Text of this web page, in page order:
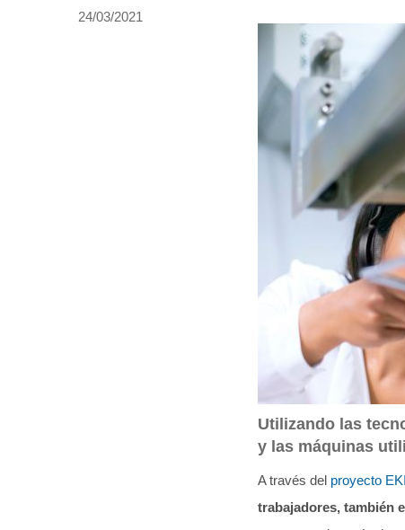
n
e
24/03/2021
Utilizando las
y las máquinas
A través del proyecto
trabajadores, también